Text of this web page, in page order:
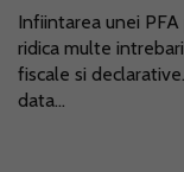
Infiintarea unei
ridica multe
fiscale si
data...